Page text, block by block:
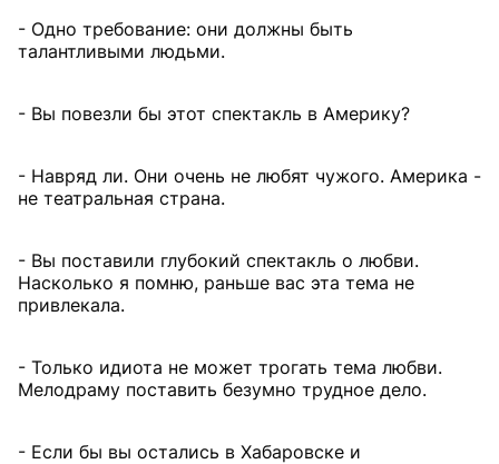
- Одно требование: они должны быть
талантливыми людьми.
- Вы повезли бы этот спектакль в Америку?
- Навряд ли. Они очень не любят чужого. Америка -
не театральная страна.
- Вы поставили глубокий спектакль о любви.
Насколько я помню, раньше вас эта тема не
привлекала.
- Только идиота не может трогать тема любви.
Мелодраму поставить безумно трудное дело.
- Если бы вы остались в Хабаровске и